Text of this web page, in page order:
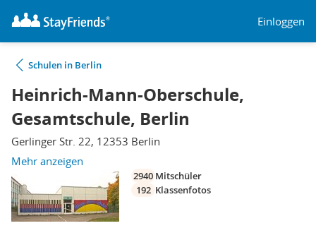
Einloggen
Schulen in Berlin
Heinrich-Mann-Oberschule,
Gesamtschule, Berlin
Gerlinger Str. 22, 12353 Berlin
Mehr anzeigen
2940 Mitschüler
192 Klassenfotos